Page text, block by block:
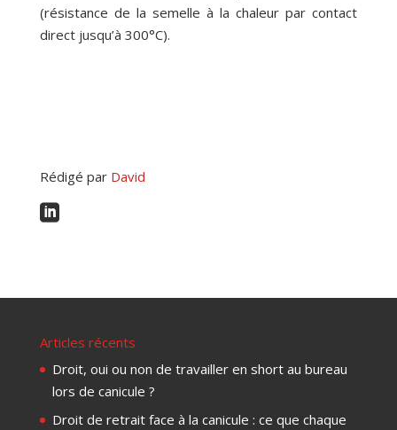
(résistance de la semelle à la chaleur par contact
direct jusqu’à 300°C).
Rédigé par David

Articles récents
Droit, oui ou non de travailler en short au bureau
lors de canicule ?
Droit de retrait face à la canicule : ce que chaque